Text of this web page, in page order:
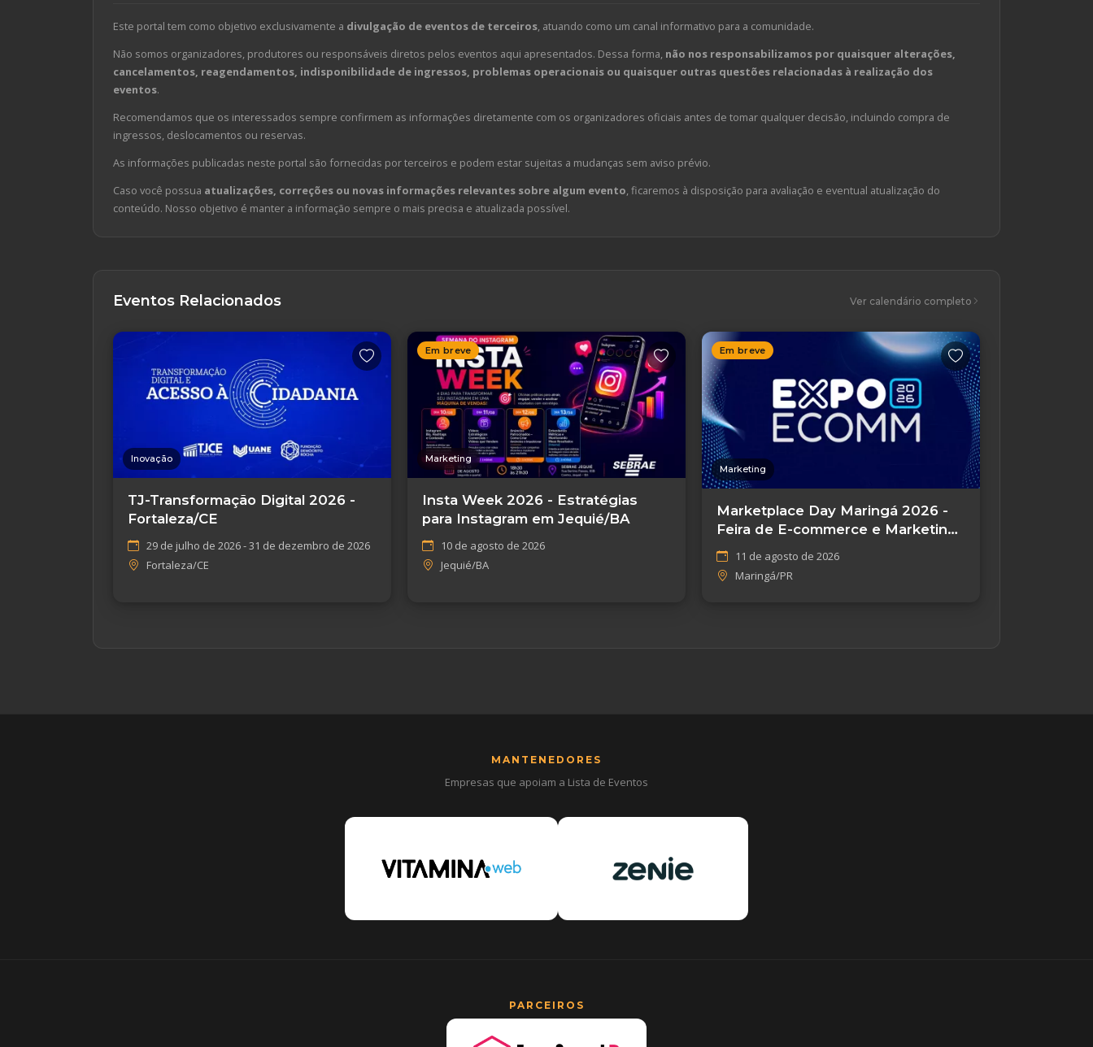
Este portal tem como objetivo exclusivamente a divulgação de eventos de terceiros, atuando como um canal informativo para a comunidade.
Não somos organizadores, produtores ou responsáveis diretos pelos eventos aqui apresentados. Dessa forma, não nos responsabilizamos por quaisquer alterações,
cancelamentos, reagendamentos, indisponibilidade de ingressos, problemas operacionais ou quaisquer outras questões relacionadas à realização dos
eventos.
Recomendamos que os interessados sempre confirmem as informações diretamente com os organizadores oficiais antes de tomar qualquer decisão, incluindo compra de
ingressos, deslocamentos ou reservas.
As informações publicadas neste portal são fornecidas por terceiros e podem estar sujeitas a mudanças sem aviso prévio.
Caso você possua atualizações, correções ou novas informações relevantes sobre algum evento, ficaremos à disposição para avaliação e eventual atualização do
conteúdo. Nosso objetivo é manter a informação sempre o mais precisa e atualizada possível.
Eventos Relacionados Ver calendário completo
Inovação
TJ-Transformação Digital 2026 -
Fortaleza/CE
29 de julho de 2026 - 31 de dezembro de 2026
Fortaleza/CE
Em breve
Marketing
Insta Week 2026 - Estratégias
para Instagram em Jequié/BA
10 de agosto de 2026
Jequié/BA
Em breve
Marketing
Marketplace Day Maringá 2026 -
Feira de E-commerce e Marketing
Digital11 de agosto de 2026
Maringá/PR
MANTENEDORES
Empresas que apoiam a Lista de Eventos
PARCEIROS